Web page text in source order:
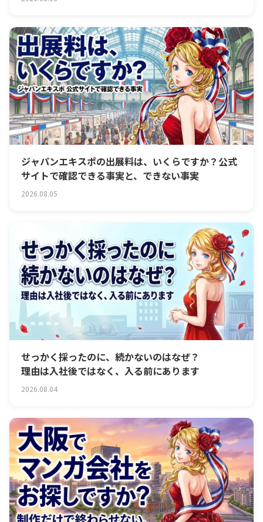
ジャパンエキスポの出展料は、いくらですか？公式
サイトで確認できる事実と、できない事実
2026.08.05
せっかく採ったのに、続かないのはなぜ？
理由は入社後ではなく、入る前にあります
2026.08.04